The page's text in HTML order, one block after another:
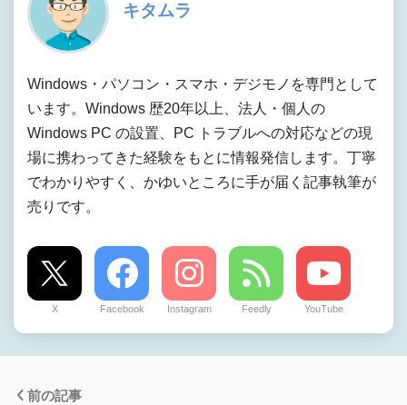
キタムラ
Windows・パソコン・スマホ・デジモノを専門として
います。Windows 歴20年以上、法人・個人の
Windows PC の設置、PC トラブルへの対応などの現
場に携わってきた経験をもとに情報発信します。丁寧
でわかりやすく、かゆいところに手が届く記事執筆が
売りです。
X Facebook Instagram Feedly YouTube
前の記事